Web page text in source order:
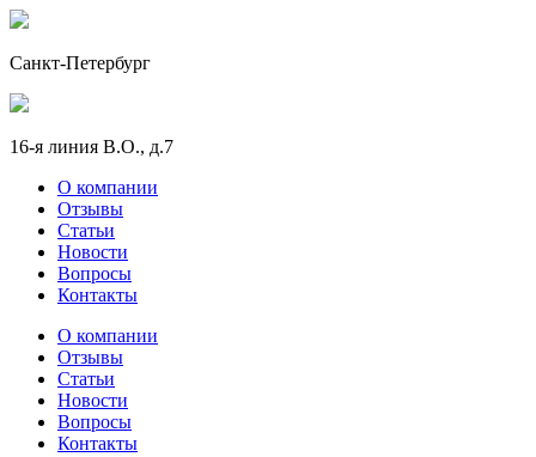
Санкт-Петербург
16-я линия В.О., д.7
О компании
Отзывы
Статьи
Новости
Вопросы
Контакты
О компании
Отзывы
Статьи
Новости
Вопросы
Контакты